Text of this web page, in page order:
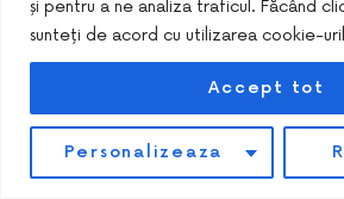
și pentru a ne analiza traficul. Făcând
sunteți de acord cu utilizarea cookie-
Personalizeaza
Accept tot